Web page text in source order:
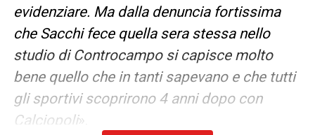
evidenziare. Ma dalla denuncia fortissima
che Sacchi fece quella sera stessa nello
studio di Controcampo si capisce molto
bene quello che in tanti sapevano e che tutti
gli sportivi scoprirono 4 anni dopo con
Calciopoli».